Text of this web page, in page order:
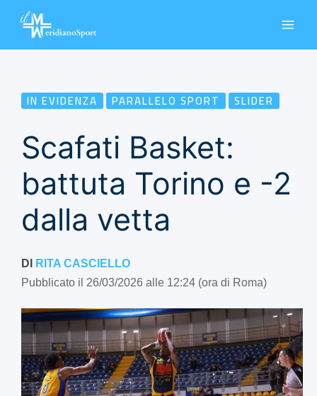
IN EVIDENZA PARALLELO SPORT SLIDER
Scafati Basket:
battuta Torino e -2
dalla vetta
DI RITA CASCIELLO
Pubblicato il 26/03/2026 alle 12:24 (ora di Roma)